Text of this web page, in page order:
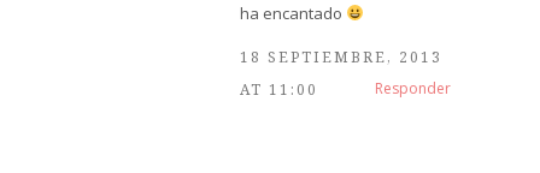
ha encantado
18 SEPTIEMBRE, 2013
AT 11:00
Responder